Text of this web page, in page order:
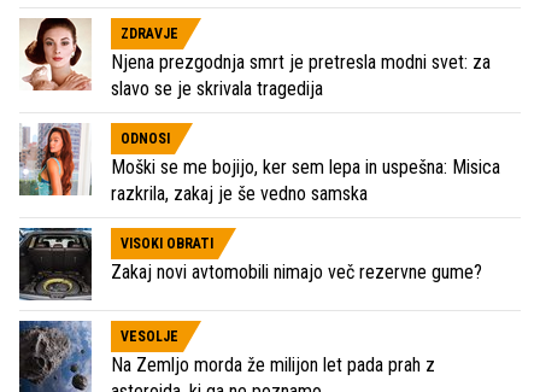
ZDRAVJE
Njena prezgodnja smrt je pretresla modni svet: za
slavo se je skrivala tragedija
ODNOSI
Moški se me bojijo, ker sem lepa in uspešna: Misica
razkrila, zakaj je še vedno samska
VISOKI OBRATI
Zakaj novi avtomobili nimajo več rezervne gume?
VESOLJE
Na Zemljo morda že milijon let pada prah z